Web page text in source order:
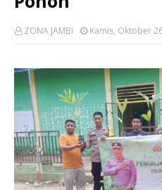
ZONA JAMBI Kamis, Oktober